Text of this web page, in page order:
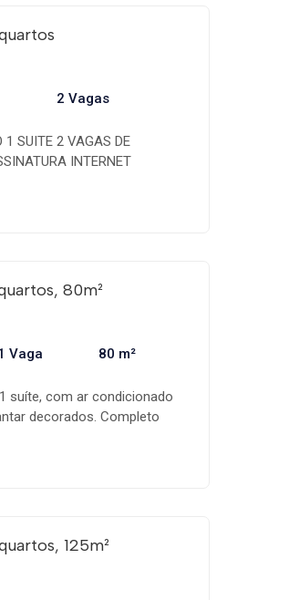
2 Vagas
1 SUITE 2 VAGAS DE
INTERNET
80m²
Vaga 80 m²
suíte, com ar condicionado
decorados. Completo
a Itapanni 24 horas,
125m²